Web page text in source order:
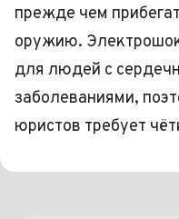
прежде чем
оружию.
для людей с
заболеваниями,
юристов требует